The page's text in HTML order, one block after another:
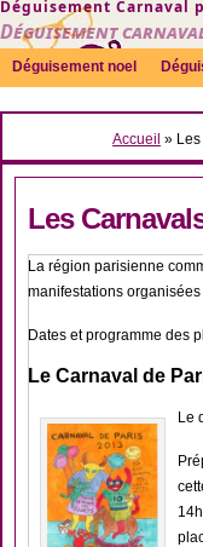
Déguisement Carnaval
Déguisement
Déguisement noel
Sexy Déguisement
Accueil »
Les
La région parisienne
manifestations
Dates et programme des
Le Carnaval de
Le